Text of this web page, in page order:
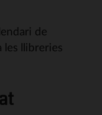
de
les llibreries